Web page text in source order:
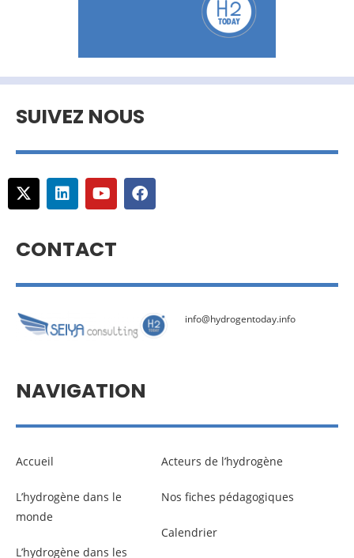
SUIVEZ NOUS
CONTACT
info@hydrogentoday.info
NAVIGATION
Accueil
L’hydrogène dans le
monde
L’hydrogène dans les
Acteurs de l’hydrogène
Nos fiches pédagogiques
Calendrier